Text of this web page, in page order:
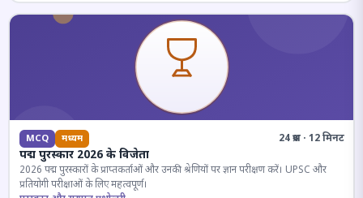
MCQ मध्यम 24 प्रश्न · 12 मिनट
पद्म पुरस्कार 2026 के विजेता
2026 पद्म पुरस्कारों के प्राप्तकर्ताओं और उनकी श्रेणियों पर ज्ञान परीक्षण करें। UPSC और
प्रतियोगी परीक्षाओं के लिए महत्वपूर्ण।